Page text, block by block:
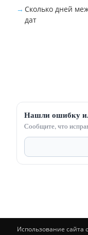
Сколько дней
дат
Нашли ошибку
Сообщите, что
Использование сайта